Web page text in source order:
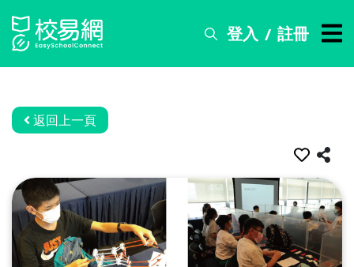
登入 / 註冊
搜
務
資
訊
關
於
返回上一頁